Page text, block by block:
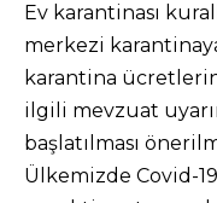
Ev karantinası
merkezi
karantina
ilgili mevzuat
başlatılması
Ülkemizde Covid-